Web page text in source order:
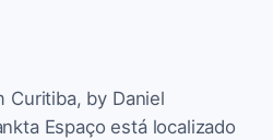
Curitiba, by Daniel
Espaço está localizado